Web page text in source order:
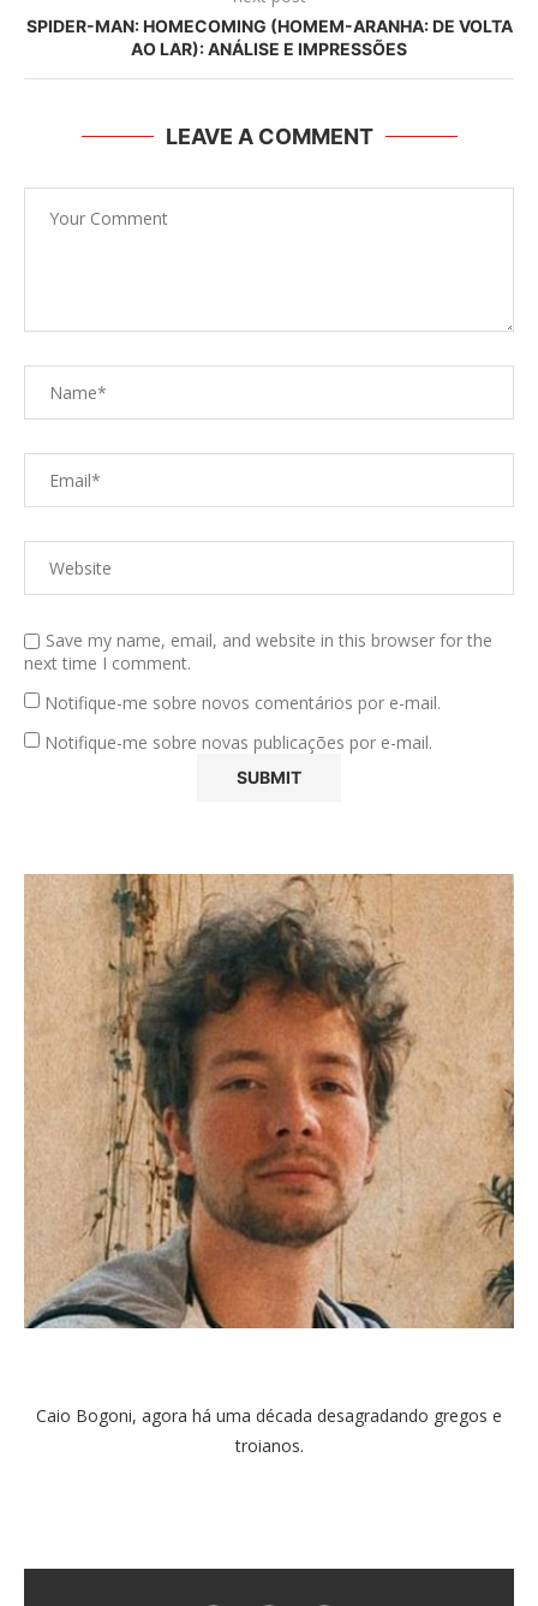
SPIDER-MAN: HOMECOMING (HOMEM-ARANHA: DE VOLTA
AO LAR): ANÁLISE E IMPRESSÕES
LEAVE A COMMENT
Save my name, email, and website in this browser for the
next time I comment.
Notifique-me sobre novos comentários por e-mail.
Notifique-me sobre novas publicações por e-mail.
Caio Bogoni, agora há uma década desagradando gregos e
troianos.